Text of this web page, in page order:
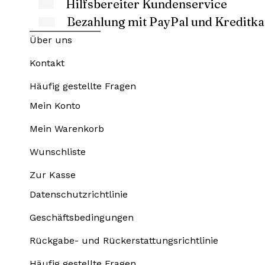
Hilfsbereiter Kundenservice
Bezahlung mit PayPal und
Über uns
Kontakt
Häufig gestellte Fragen
Mein Konto
Mein Warenkorb
Wunschliste
Zur Kasse
Datenschutzrichtlinie
Geschäftsbedingungen
Rückgabe- und Rückerstattungsrichtlinie